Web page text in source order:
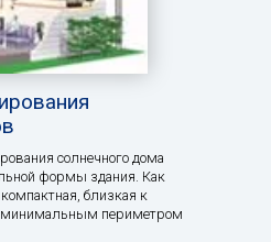
солнечного дома
формы здания. Как
близкая к
минимальным периметром